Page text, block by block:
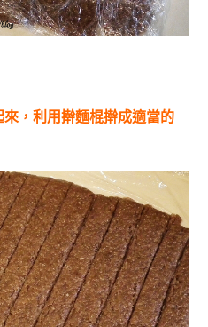
，利用擀麵棍擀成適當的